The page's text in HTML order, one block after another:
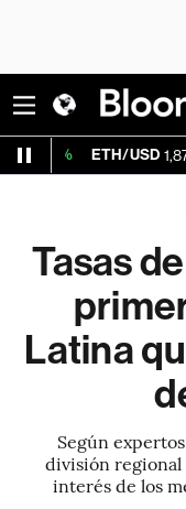
ETH/USD 1,871.595 -
Tasas
Latina
Según
división regional
interés de los